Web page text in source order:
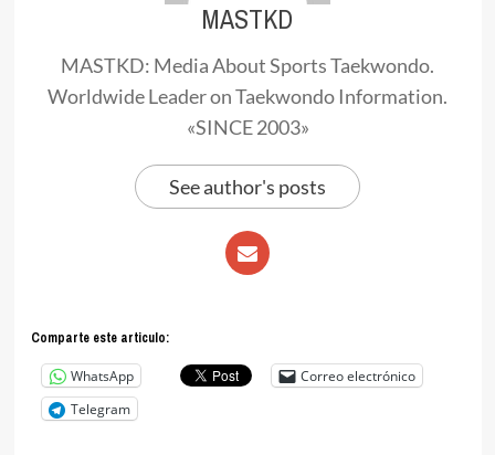
MASTKD
MASTKD: Media About Sports Taekwondo.
Worldwide Leader on Taekwondo Information.
«SINCE 2003»
See author's posts
Comparte este articulo:
WhatsApp
Correo electrónico
Telegram